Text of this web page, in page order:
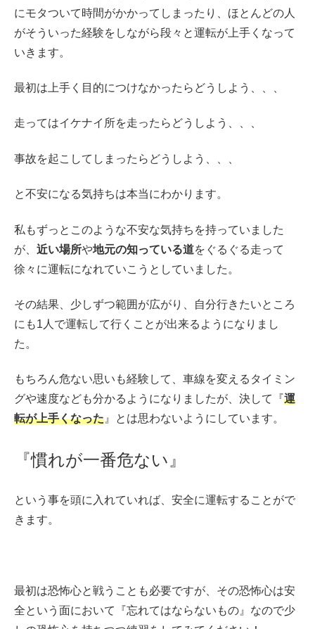
にモタついて時間がかかってしまったり、ほとんどの人
がそういった経験をしながら段々と運転が上手くなって
いきます。
最初は上手く目的につけなかったらどうしよう、、、
走ってはイケナイ所を走ったらどうしよう、、、
事故を起こしてしまったらどうしよう、、、
と不安になる気持ちは本当にわかります。
私もずっとこのような不安な気持ちを持っていました
が、 近い場所や地元の知っている道をぐるぐる走って
徐々に運転になれていこうとしていました。
その結果、少しずつ範囲が広がり、自分行きたいところ
にも1人で運転して行くことが出来るようになりまし
た。
もちろん危ない思いも経験して、車線を変えるタイミン
グや速度なども分かるようになりましたが、決して『運
転が上手くなった 』とは思わないようにしています。
『慣れが一番危ない』
という事を頭に入れていれば、安全に運転することがで
きます。
最初は恐怖心と戦うことも必要ですが、その恐怖心は安
全という面において『忘れてはならないもの』なので少